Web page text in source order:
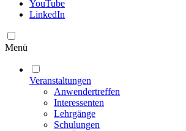
YouTube
LinkedIn
Menü
Veranstaltungen
Anwendertreffen
Interessenten
Lehrgänge
Schulungen